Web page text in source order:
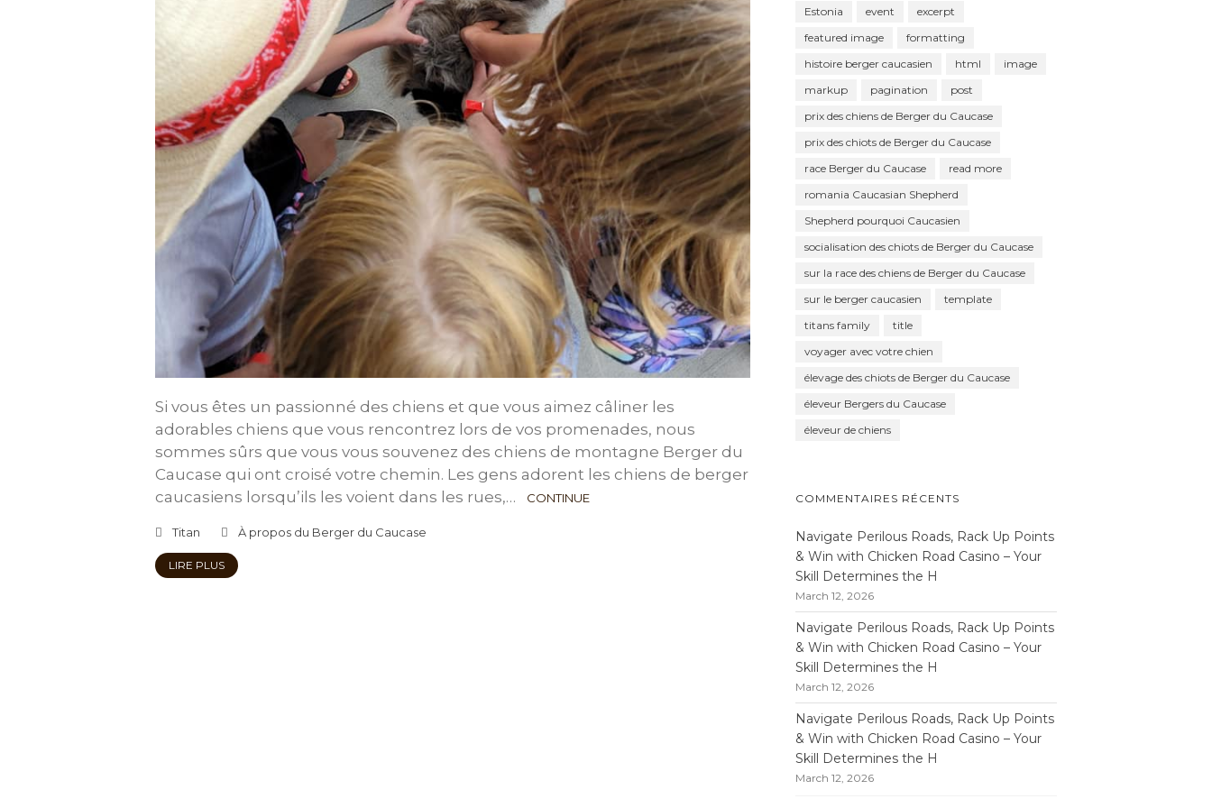
Si vous êtes un passionné des chiens et que vous aimez câliner les
adorables chiens que vous rencontrez lors de vos promenades, nous
sommes sûrs que vous vous souvenez des chiens de montagne Berger du
Caucase qui ont croisé votre chemin. Les gens adorent les chiens de berger
caucasiens lorsqu’ils les voient dans les rues,…
CONTINUE
Titan À propos du Berger du Caucase
LIRE PLUS
Estonia event
excerpt
featured image
formatting
histoire berger caucasien
html
image
markup
pagination
post
prix des chiens de Berger du Caucase
prix des chiots de Berger du Caucase
race Berger du Caucase
read more
romania Caucasian Shepherd
Shepherd pourquoi Caucasien
socialisation des chiots de Berger du Caucase
sur la race des chiens de Berger du Caucase
sur le berger caucasien
template
titans family
title
voyager avec votre chien
élevage des chiots de Berger du Caucase
éleveur Bergers du Caucase
éleveur de chiens
COMMENTAIRES RÉCENTS
Navigate Perilous Roads, Rack Up Points
& Win with Chicken Road Casino – Your
Skill Determines the H
March 12, 2026
Navigate Perilous Roads, Rack Up Points
& Win with Chicken Road Casino – Your
Skill Determines the H
March 12, 2026
Navigate Perilous Roads, Rack Up Points
& Win with Chicken Road Casino – Your
Skill Determines the H
March 12, 2026